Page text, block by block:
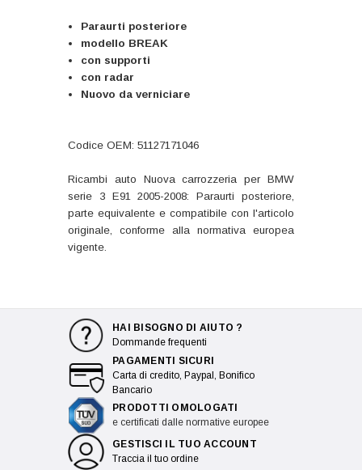
Paraurti posteriore
modello BREAK
con supporti
con radar
Nuovo da verniciare
Codice OEM: 51127171046
Ricambi auto Nuova carrozzeria per BMW
serie 3 E91 2005-2008: Paraurti posteriore,
parte equivalente e compatibile con l'articolo
originale, conforme alla normativa europea
vigente.
HAI BISOGNO DI AIUTO ?
Dommande frequenti
PAGAMENTI SICURI
Carta di credito, Paypal, Bonifico
Bancario
PRODOTTI OMOLOGATI
e certificati dalle normative europee
GESTISCI IL TUO ACCOUNT
Traccia il tuo ordine